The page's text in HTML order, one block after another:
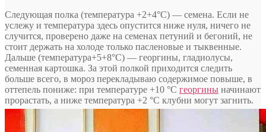
Следующая полка (температура +2+4°С) — семена. Если не
услежу и температура здесь опустится ниже нуля, ничего не
случится, проверено даже на семенах петуний и бегоний, не
стоит держать на холоде только пасленовые и тыквенные.
Дальше (температура+5+8°С) — георгины, гладиолусы,
семенная картошка. За этой полкой приходится следить
больше всего, в мороз перекладываю содержимое повыше, в
оттепель пониже: при температуре +10 °С георгины начинают
прорастать, а ниже температура +2 °С клубни могут загнить.